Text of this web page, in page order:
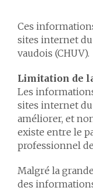
Ces
sites internet
vaudois (CHUV).
Limitation de
Les
sites internet du
améliorer, et
existe entre le
professionnel
Malgré la
des